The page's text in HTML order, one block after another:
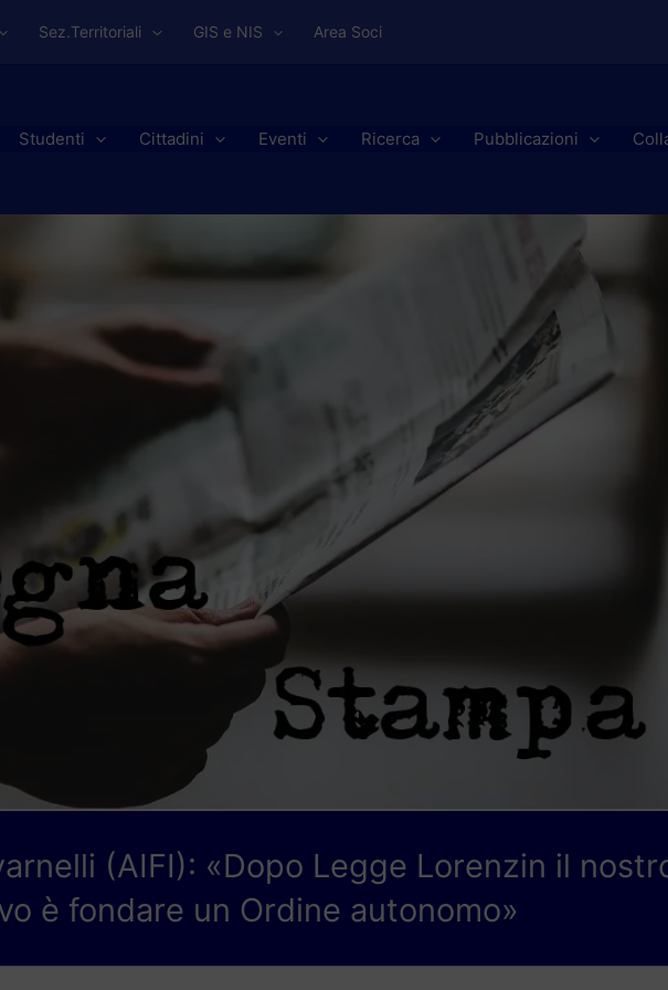
Sez.Territoriali GIS e NIS Area Soci
Studenti Cittadini Eventi Ricerca Pubblicazioni
(AIFI): «Dopo Legge Lorenzin il
è fondare un Ordine autonomo»